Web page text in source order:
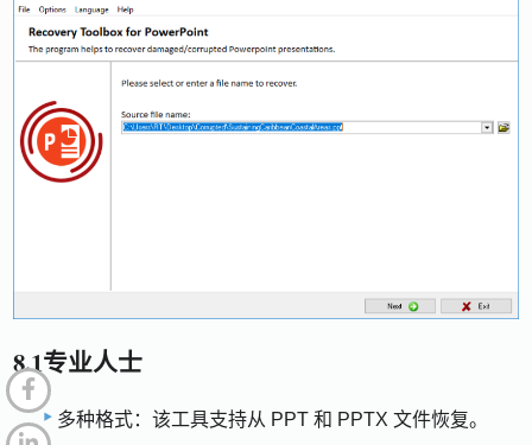
8.1专业人士
多种格式：该工具支持从 PPT 和 PPTX 文件恢复。